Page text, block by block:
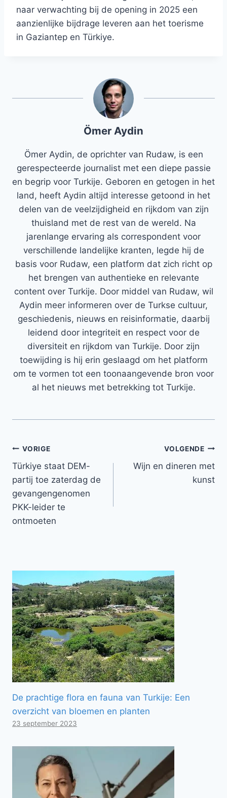
naar verwachting bij de opening in 2025 een
aanzienlijke bijdrage leveren aan het toerisme
in Gaziantep en Türkiye.
Ömer Aydin
Ömer Aydin, de oprichter van Rudaw, is een
gerespecteerde journalist met een diepe passie
en begrip voor Turkije. Geboren en getogen in het
land, heeft Aydin altijd interesse getoond in het
delen van de veelzijdigheid en rijkdom van zijn
thuisland met de rest van de wereld. Na
jarenlange ervaring als correspondent voor
verschillende landelijke kranten, legde hij de
basis voor Rudaw, een platform dat zich richt op
het brengen van authentieke en relevante
content over Turkije. Door middel van Rudaw, wil
Aydin meer informeren over de Turkse cultuur,
geschiedenis, nieuws en reisinformatie, daarbij
leidend door integriteit en respect voor de
diversiteit en rijkdom van Turkije. Door zijn
toewijding is hij erin geslaagd om het platform
om te vormen tot een toonaangevende bron voor
al het nieuws met betrekking tot Turkije.
Bericht
navigatie
VORIGE
Türkiye staat DEM-
partij toe zaterdag de
gevangengenomen
PKK-leider te
ontmoeten
VOLGENDE
Wijn en dineren met
kunst
De prachtige flora en fauna van Turkije: Een
overzicht van bloemen en planten
23 september 2023